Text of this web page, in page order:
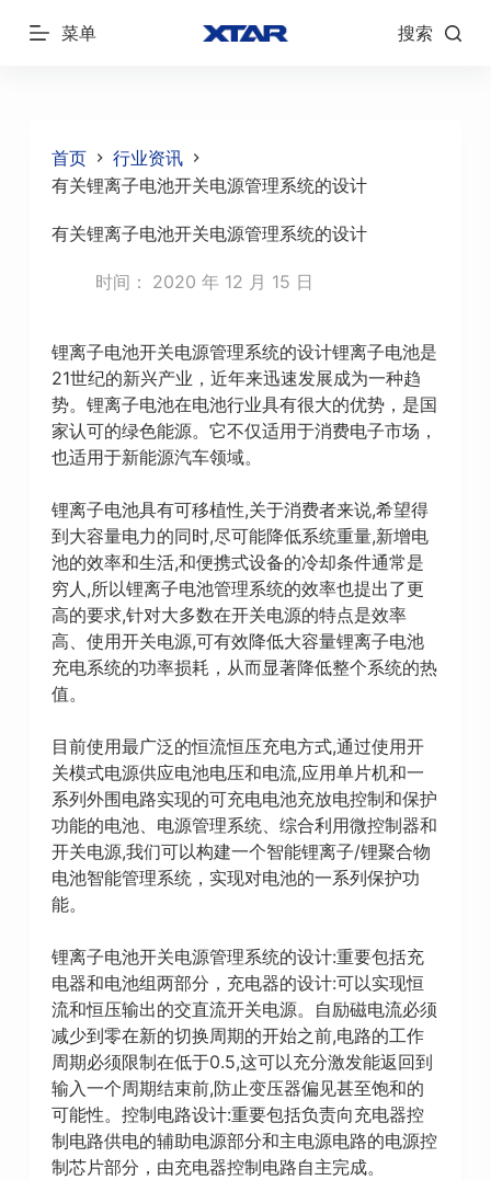
跳
菜单 搜索
首页
行业资讯
有关锂离子电池开关电源管理系统的设计
有关锂离子电池开关电源管理系统的设计
时间： 2020 年 12 月 15 日
锂离子电池开关电源管理系统的设计锂离子电池是
21世纪的新兴产业，近年来迅速发展成为一种趋
势。锂离子电池在电池行业具有很大的优势，是国
家认可的绿色能源。它不仅适用于消费电子市场，
也适用于新能源汽车领域。
锂离子电池具有可移植性,关于消费者来说,希望得
到大容量电力的同时,尽可能降低系统重量,新增电
池的效率和生活,和便携式设备的冷却条件通常是
穷人,所以锂离子电池管理系统的效率也提出了更
高的要求,针对大多数在开关电源的特点是效率
高、使用开关电源,可有效降低大容量锂离子电池
充电系统的功率损耗，从而显著降低整个系统的热
值。
目前使用最广泛的恒流恒压充电方式,通过使用开
关模式电源供应电池电压和电流,应用单片机和一
系列外围电路实现的可充电电池充放电控制和保护
功能的电池、电源管理系统、综合利用微控制器和
开关电源,我们可以构建一个智能锂离子/锂聚合物
电池智能管理系统，实现对电池的一系列保护功
能。
锂离子电池开关电源管理系统的设计:重要包括充
电器和电池组两部分，充电器的设计:可以实现恒
流和恒压输出的交直流开关电源。自励磁电流必须
减少到零在新的切换周期的开始之前,电路的工作
周期必须限制在低于0.5,这可以充分激发能返回到
输入一个周期结束前,防止变压器偏见甚至饱和的
可能性。控制电路设计:重要包括负责向充电器控
制电路供电的辅助电源部分和主电源电路的电源控
制芯片部分，由充电器控制电路自主完成。